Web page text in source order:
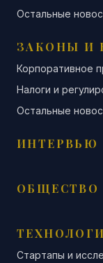
Остальные
ЗАКОНЫ И
Корпоративное
Налоги и
Остальные
ИНТЕРВЬЮ
ОБЩЕСТВО
Стартапы и